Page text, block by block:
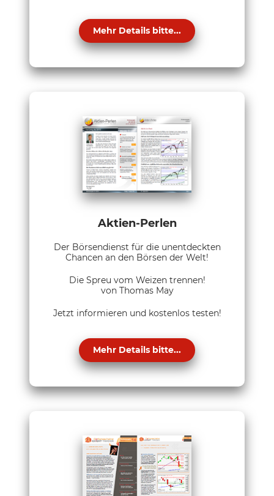
Mehr Details bitte...
Aktien-Perlen
Der Börsendienst für die unentdeckten
Chancen an den Börsen der Welt!
Die Spreu vom Weizen trennen!
von Thomas May
Jetzt informieren und kostenlos testen!
Mehr Details bitte...